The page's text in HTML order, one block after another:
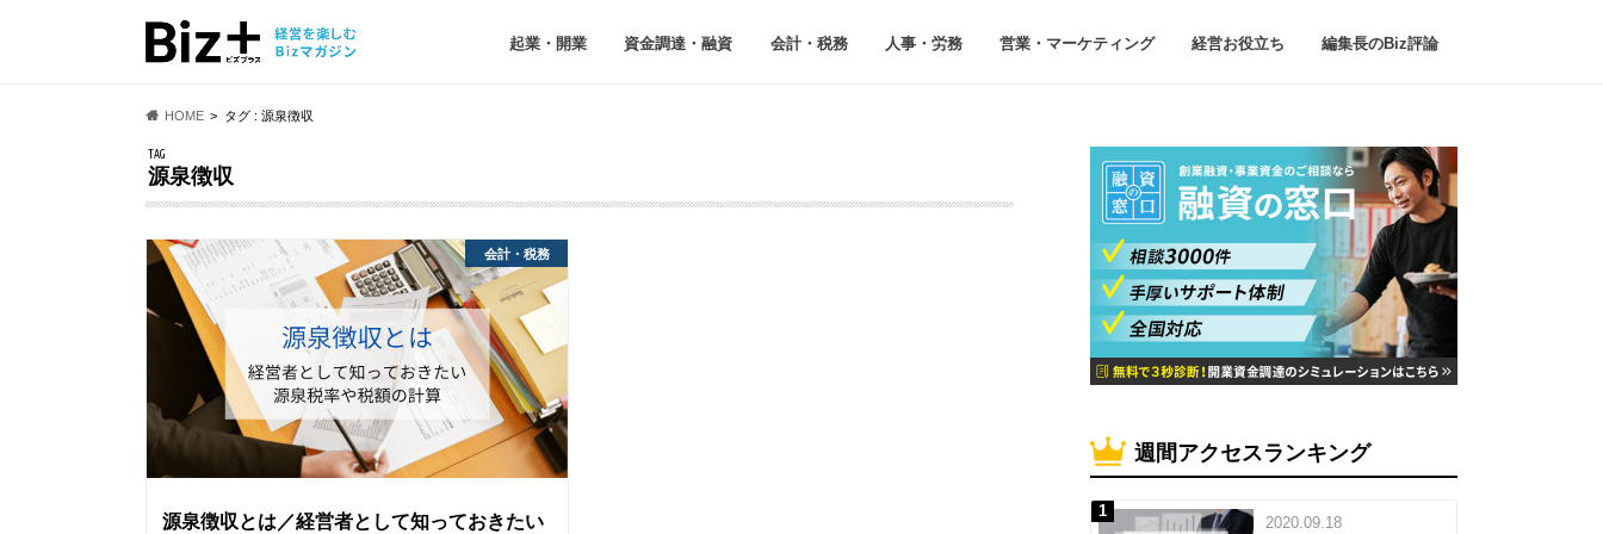
起業・開業 資⾦調達・融資 会計・税務 ⼈事・労務 営業・マーケティング 経営お役立ち 編集長のBiz評論
HOME タグ : 源泉徴収
TAG
源泉徴収
会計・税務
源泉徴収とは／経営者として知っておきたい
週間アクセスランキング
2020.09.18